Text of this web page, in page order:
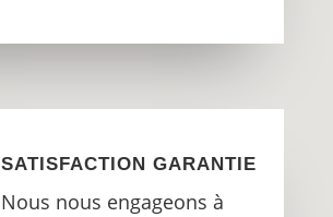
SATISFACTION GARANTIE
Nous nous engageons à